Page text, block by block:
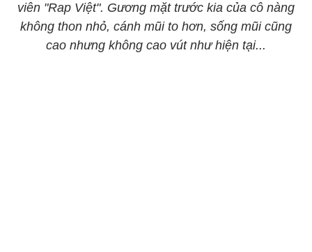
viên "Rap Việt". Gương mặt trước kia của cô nàng
không thon nhỏ, cánh mũi to hơn, sống mũi cũng
cao nhưng không cao vút như hiện tại...